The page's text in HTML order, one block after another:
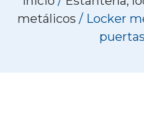
metálicos / Locker